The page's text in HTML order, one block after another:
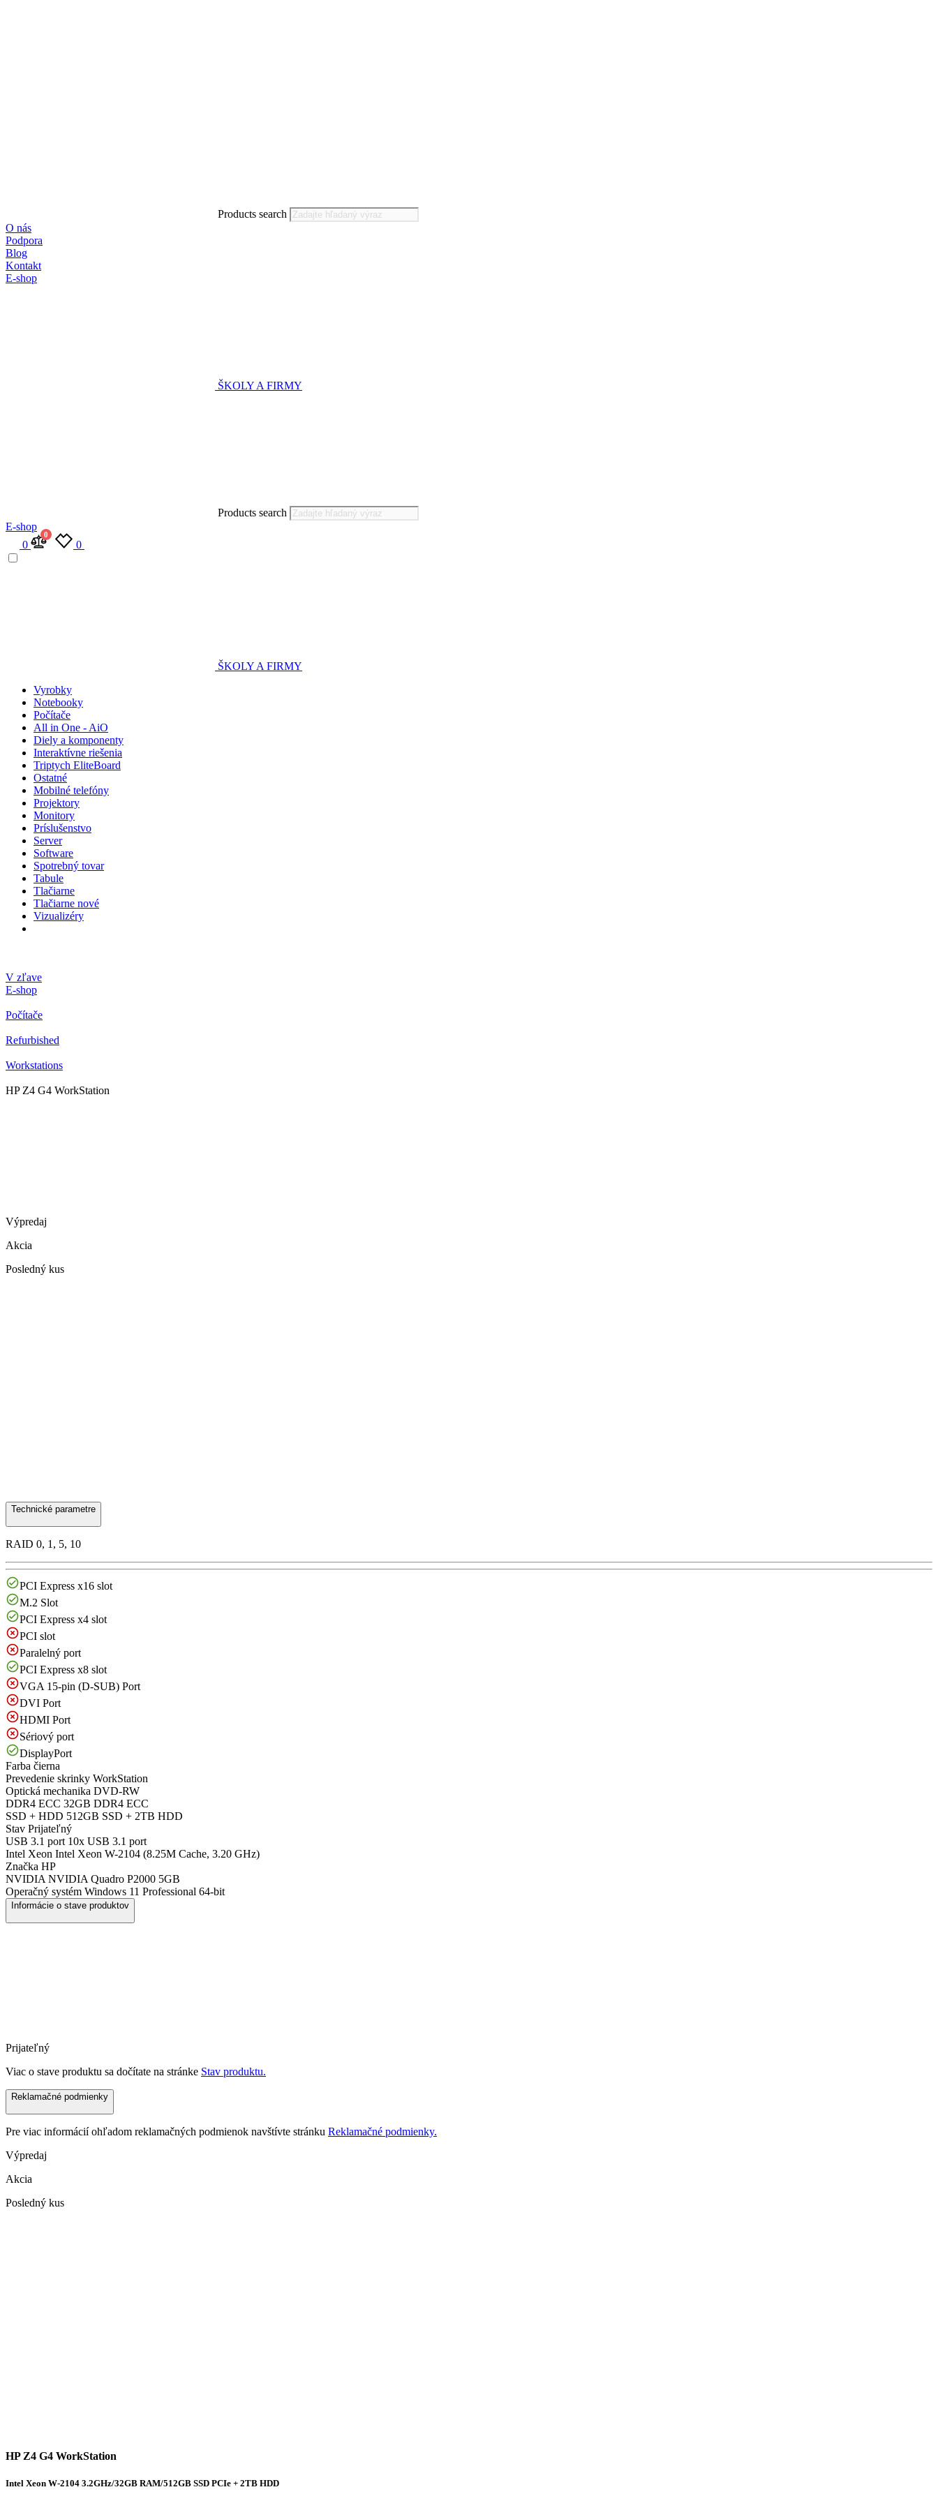
Products search
O nás
Podpora
Blog
Kontakt
E-shop
ŠKOLY A FIRMY
Products search
E-shop
0
0
0
ŠKOLY A FIRMY
Vyrobky
Notebooky
Počítače
All in One - AiO
Diely a komponenty
Interaktívne riešenia
Triptych EliteBoard
Ostatné
Mobilné telefóny
Projektory
Monitory
Príslušenstvo
Server
Software
Spotrebný tovar
Tabule
Tlačiarne
Tlačiarne nové
Vizualizéry
V zľave
E-shop
Počítače
Refurbished
Workstations
HP Z4 G4 WorkStation
Výpredaj
Akcia
Posledný kus
Technické parametre
RAID 0, 1, 5, 10
PCI Express x16 slot
M.2 Slot
PCI Express x4 slot
PCI slot
Paralelný port
PCI Express x8 slot
VGA 15-pin (D-SUB) Port
DVI Port
HDMI Port
Sériový port
DisplayPort
Farba čierna
Prevedenie skrinky WorkStation
Optická mechanika DVD-RW
DDR4 ECC 32GB DDR4 ECC
SSD + HDD 512GB SSD + 2TB HDD
Stav Prijateľný
USB 3.1 port 10x USB 3.1 port
Intel Xeon Intel Xeon W-2104 (8.25M Cache, 3.20 GHz)
Značka HP
NVIDIA NVIDIA Quadro P2000 5GB
Operačný systém Windows 11 Professional 64-bit
Informácie o stave produktov
Prijateľný
Viac o stave produktu sa dočítate na stránke Stav produktu.
Reklamačné podmienky
Pre viac informácií ohľadom reklamačných podmienok navštívte stránku Reklamačné podmienky.
Výpredaj
Akcia
Posledný kus
HP Z4 G4 WorkStation
Intel Xeon W-2104 3.2GHz/32GB RAM/512GB SSD PCIe + 2TB HDD